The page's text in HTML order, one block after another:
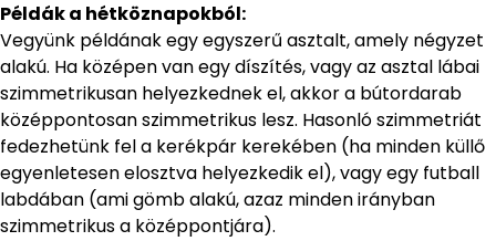
Példák a hétköznapokból:
Vegyünk példának egy egyszerű asztalt, amely négyzet
alakú. Ha középen van egy díszítés, vagy az asztal lábai
szimmetrikusan helyezkednek el, akkor a bútordarab
középpontosan szimmetrikus lesz. Hasonló szimmetriát
fedezhetünk fel a kerékpár kerekében (ha minden küllő
egyenletesen elosztva helyezkedik el), vagy egy futball
labdában (ami gömb alakú, azaz minden irányban
szimmetrikus a középpontjára).